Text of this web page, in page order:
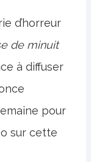
d’horreur
de minuit
à diffuser
pour
sur cette